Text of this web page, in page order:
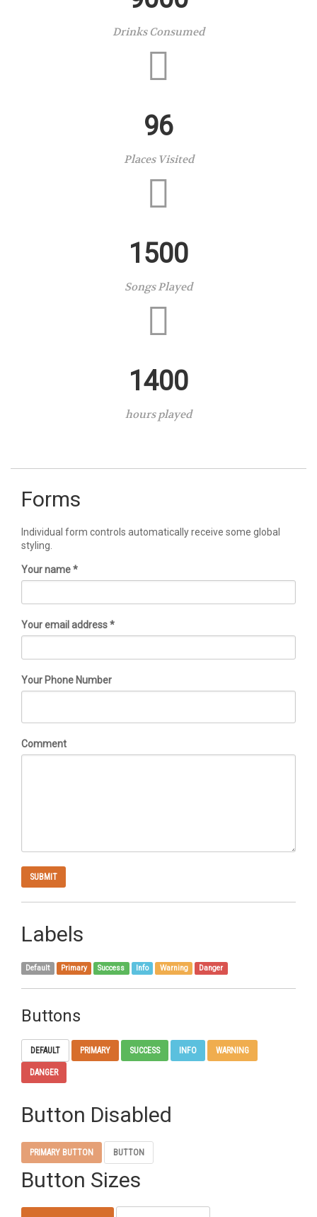
Drinks Consumed
96
Places Visited
1500
Songs Played
1400
hours played
Forms
Individual form controls automatically receive some global
styling.
Your name *
Your email address *
Your Phone Number
Comment
Labels
Default Primary Success Info Warning Danger
Buttons
DEFAULT PRIMARY SUCCESS INFO WARNING
DANGER
Button Disabled
PRIMARY BUTTON BUTTON
Button Sizes